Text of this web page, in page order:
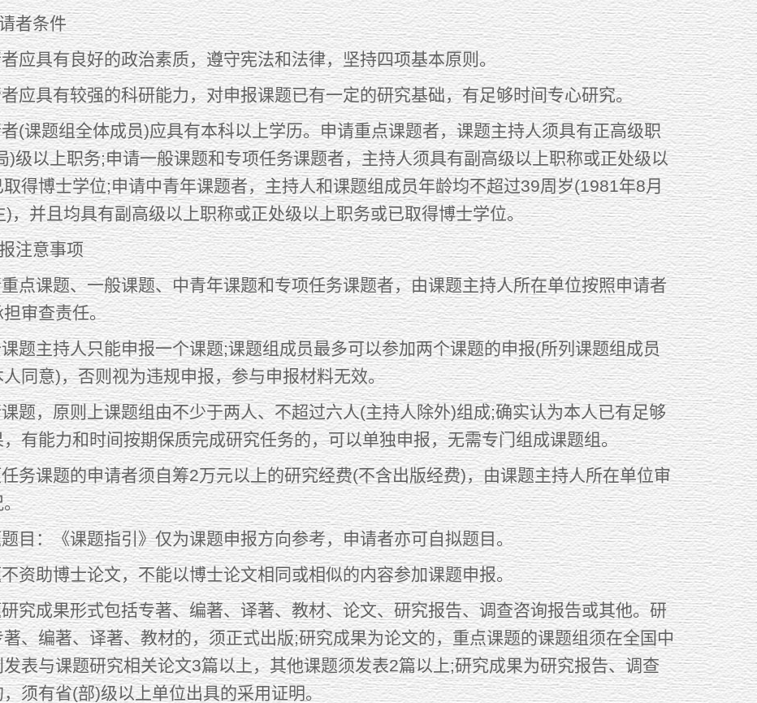
条件
具有良好的政治素质，遵守宪法和法律，坚持四项基本原则。
具有较强的科研能力，对申报课题已有一定的研究基础，有足够时间专心研究。
题组全体成员)应具有本科以上学历。申请重点课题者，课题主持人须具有正高级职
)级以上职务;申请一般课题和专项任务课题者，主持人须具有副高级以上职称或正处级以
得博士学位;申请中青年课题者，主持人和课题组成员年龄均不超过39周岁(1981年8月
)，并且均具有副高级以上职称或正处级以上职务或已取得博士学位。
意事项
课题、一般课题、中青年课题和专项任务课题者，由课题主持人所在单位按照申请者
审查责任。
主持人只能申报一个课题;课题组成员最多可以参加两个课题的申报(所列课题组成员
同意)，否则视为违规申报，参与申报材料无效。
，原则上课题组由不少于两人、不超过六人(主持人除外)组成;确实认为本人已有足够
有能力和时间按期保质完成研究任务的，可以单独申报，无需专门组成课题组。
课题的申请者须自筹2万元以上的研究经费(不含出版经费)，由课题主持人所在单位审
。
：《课题指引》仅为课题申报方向参考，申请者亦可自拟题目。
助博士论文，不能以博士论文相同或相似的内容参加课题申报。
成果形式包括专著、编著、译著、教材、论文、研究报告、调查咨询报告或其他。研
、编著、译著、教材的，须正式出版;研究成果为论文的，重点课题的课题组须在全国中
表与课题研究相关论文3篇以上，其他课题须发表2篇以上;研究成果为研究报告、调查
须有省(部)级以上单位出具的采用证明。